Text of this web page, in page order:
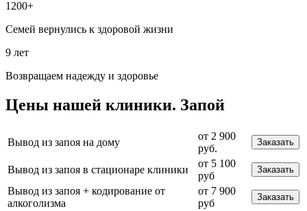
1200+
Семей вернулись к здоровой жизни
9 лет
Возвращаем надежду и здоровье
Цены нашей клиники. Запой
Вывод из запоя на дому
от 2 900
руб.
Заказать
Вывод из запоя в стационаре клиники
от 5 100
руб
Заказать
Вывод из запоя + кодирование от
алкоголизма
от 7 900
руб
Заказать